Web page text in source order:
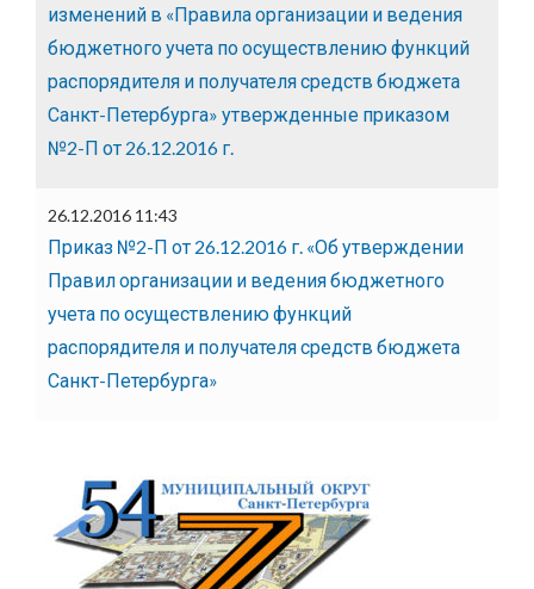
изменений в «Правила организации и ведения
бюджетного учета по осуществлению функций
распорядителя и получателя средств бюджета
Санкт-Петербурга» утвержденные приказом
№2-П от 26.12.2016 г.
26.12.2016 11:43
Приказ №2-П от 26.12.2016 г. «Об утверждении
Правил организации и ведения бюджетного
учета по осуществлению функций
распорядителя и получателя средств бюджета
Санкт-Петербурга»